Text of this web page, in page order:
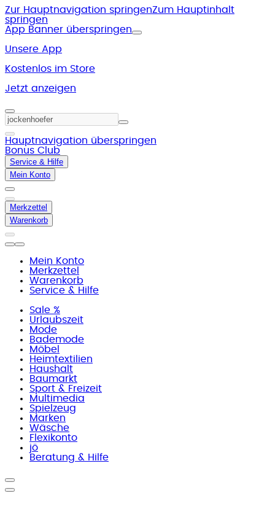
Zur Hauptnavigation springenZum Hauptinhalt
springen
App Banner überspringen
Unsere App
Kostenlos im Store
Jetzt anzeigen
Hauptnavigation überspringen
Bonus Club
Service & Hilfe
Mein Konto
Merkzettel
Warenkorb
Mein Konto
Merkzettel
Warenkorb
Service & Hilfe
Sale %
Urlaubszeit
Mode
Bademode
Möbel
Heimtextilien
Haushalt
Baumarkt
Sport & Freizeit
Multimedia
Spielzeug
Marken
Wäsche
Flexikonto
jö
Beratung & Hilfe